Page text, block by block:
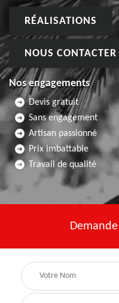
RÉALISATIONS
NOUS CONTACTER
Nos engagements
Devis gratuit
Sans engagement
Artisan passionné
Prix imbattable
Travail de qualité